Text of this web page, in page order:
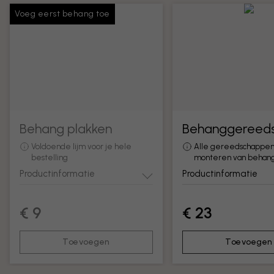
Voeg eerst behang toe
Behang plakken
Voldoende lijm voor je hele
bestelling
Productinformatie
€ 9
Toevoegen
Alle
monteren van
Productinformatie
€ 23
Toevoegen